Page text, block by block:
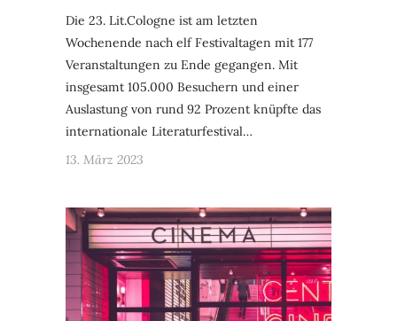
Die 23. Lit.Cologne ist am letzten
Wochenende nach elf Festivaltagen mit 177
Veranstaltungen zu Ende gegangen. Mit
insgesamt 105.000 Besuchern und einer
Auslastung von rund 92 Prozent knüpfte das
internationale Literaturfestival…
13. März 2023